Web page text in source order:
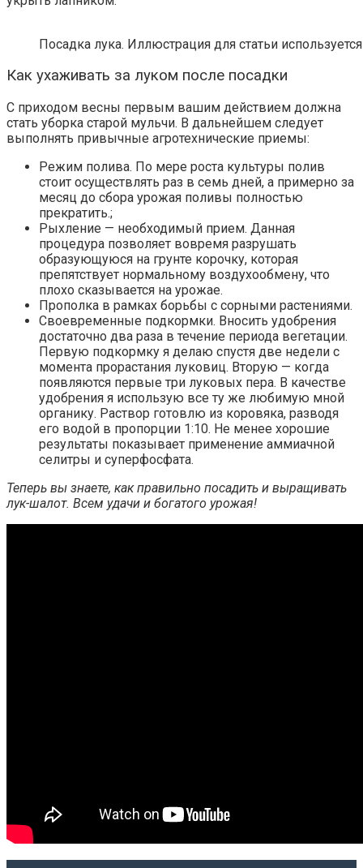
Посадка лука. Иллюстрация для статьи
Как ухаживать за луком после посадки
С приходом весны первым вашим действием должна
стать уборка старой мульчи. В дальнейшем следует
выполнять привычные агротехнические приемы:
Режим полива. По мере роста культуры полив
стоит осуществлять раз в семь дней, а примерно за
месяц до сбора урожая поливы полностью
прекратить.;
Рыхление — необходимый прием. Данная
процедура позволяет вовремя разрушать
образующуюся на грунте корочку, которая
препятствует нормальному воздухообмену, что
плохо сказывается на урожае.
Прополка в рамках борьбы с сорными растениями.
Своевременные подкормки. Вносить удобрения
достаточно два раза в течение периода вегетации.
Первую подкормку я делаю спустя две недели с
момента прорастания луковиц. Вторую — когда
появляются первые три луковых пера. В качестве
удобрения я использую все ту же любимую мной
органику. Раствор готовлю из коровяка, разводя
его водой в пропорции 1:10. Не менее хорошие
результаты показывает применение аммиачной
селитры и суперфосфата.
Теперь вы знаете, как правильно посадить и выращивать
лук-шалот. Всем удачи и богатого урожая!